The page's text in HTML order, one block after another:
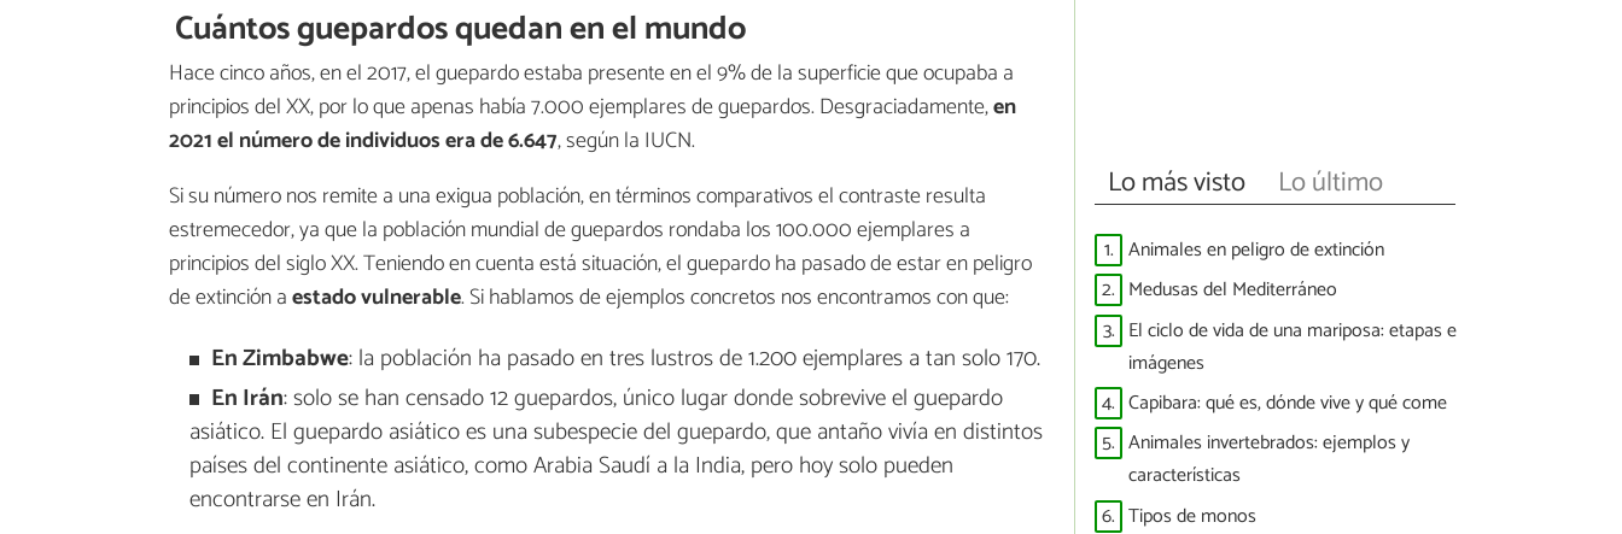
Cuántos guepardos quedan en el mundo
Hace cinco años, en el 2017, el guepardo estaba presente en el 9% de la superficie que ocupaba a
principios del XX, por lo que apenas había 7.000 ejemplares de guepardos. Desgraciadamente,en
2021 el número de individuos era de 6.647, según la IUCN.
Si su número nos remite a una exigua población, en términos comparativos el contraste resulta
estremecedor, ya que la población mundial de guepardos rondaba los 100.000 ejemplares a
principios del siglo XX. Teniendo en cuenta está situación, el guepardo ha pasado de estar en peligro
de extinción aestado vulnerable. Si hablamos de ejemplos concretos nos encontramos con que:
En Zimbabwe: la población ha pasado en tres lustros de 1.200 ejemplares a tan solo 170.
En Irán: solo se han censado 12 guepardos, único lugar donde sobrevive el guepardo
asiático. El guepardo asiático es una subespecie del guepardo, que antaño vivía en distintos
países del continente asiático, como Arabia Saudí a la India, pero hoy solo pueden
encontrarse en Irán.
Lo más visto Lo último
1. Animales en peligro de extinción
2. Medusas del Mediterráneo
3. El ciclo de vida de una mariposa: etapas e
imágenes
4. Capibara: qué es, dónde vive y qué come
5. Animales invertebrados: ejemplos y
características
6. Tipos de monos